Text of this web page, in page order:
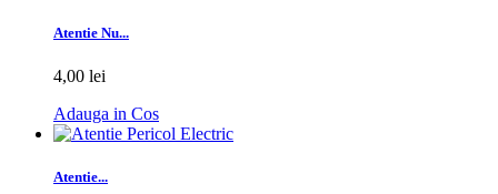
Atentie Nu...
4,00 lei
Adauga in Cos
Atentie...